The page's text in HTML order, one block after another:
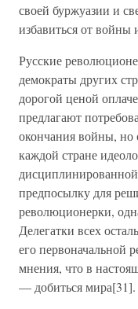
своей буржуазии и
избавиться от войны
Русские
демократы других
дорогой ценой
предлагают
окончания войны, но
каждой стране
предпосылку для
революционерки,
Делегатки всех
его первоначальной
мнения, что в
— добиться мира[31].